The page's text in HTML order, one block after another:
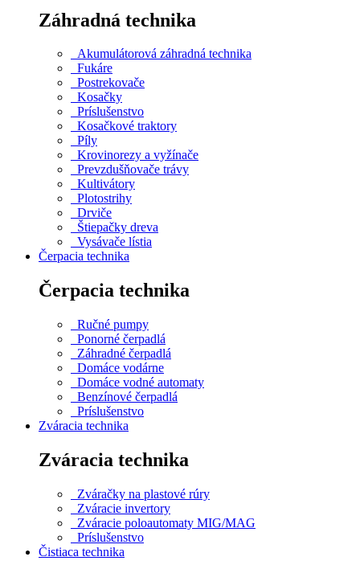
Záhradná technika
Akumulátorová záhradná technika
Fukáre
Postrekovače
Kosačky
Príslušenstvo
Kosačkové traktory
Píly
Krovinorezy a vyžínače
Prevzdušňovače trávy
Kultivátory
Plotostrihy
Drviče
Štiepačky dreva
Vysávače lístia
Čerpacia technika
Čerpacia technika
Ručné pumpy
Ponorné čerpadlá
Záhradné čerpadlá
Domáce vodárne
Domáce vodné automaty
Benzínové čerpadlá
Príslušenstvo
Zváracia technika
Zváracia technika
Zváračky na plastové rúry
Zváracie invertory
Zváracie poloautomaty MIG/MAG
Príslušenstvo
Čistiaca technika